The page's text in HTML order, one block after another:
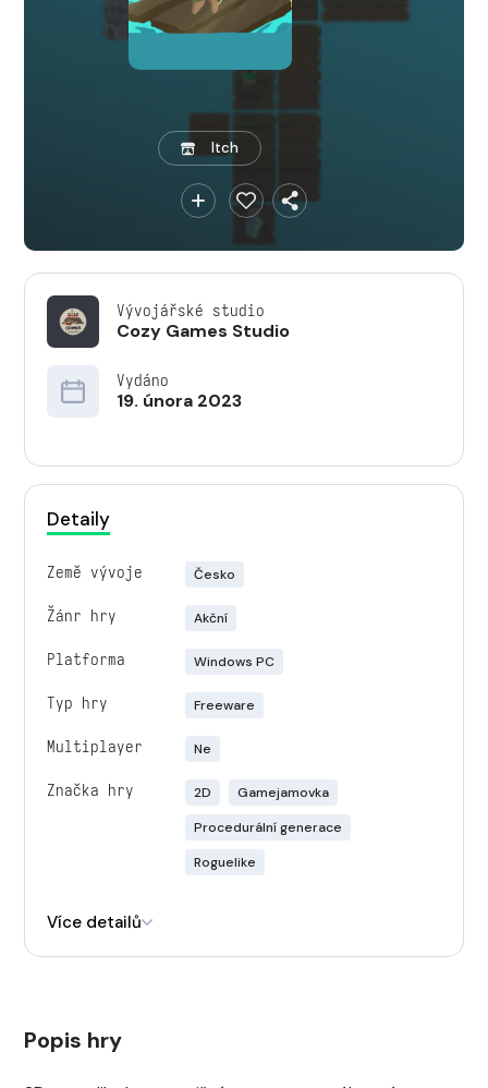
Itch
Vývojářské studio
Cozy Games Studio
Vydáno
19. února 2023
Detaily
Země vývoje Česko
Žánr hry Akční
Platforma Windows PC
Typ hry Freeware
Multiplayer Ne
Značka hry 2D
Gamejamovka
Procedurální generace
Roguelike
Více detailů
Popis hry